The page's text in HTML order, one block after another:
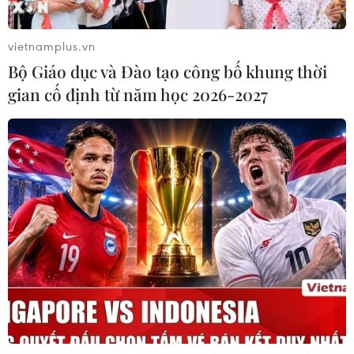
Cần Thơ: Khởi tố 19 bị can trong vụ
dàn cảnh cướp giật tại Tân Huê Viên
08/08/2026 01:33
TP Hồ Chí Minh: Bắt khẩn cấp bảo
mẫu có hành vi bạo hành trẻ tại
trường mầm non
08/08/2026 01:33
Bộ Giáo dục và Đào tạo
công bố Khung kế hoạch thời gian
năm học
07/08/2026 23:54
vietnamplus.vn
Bộ Giáo dục và Đào tạo công bố khung thời
gian cố định từ năm học 2026-2027